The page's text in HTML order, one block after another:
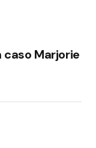
Marjorie